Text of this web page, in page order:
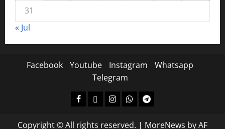
31
« Jul
Facebook Youtube Instagram
Whatsapp
Telegram
Copyright © All rights reserved. | MoreNews by AF